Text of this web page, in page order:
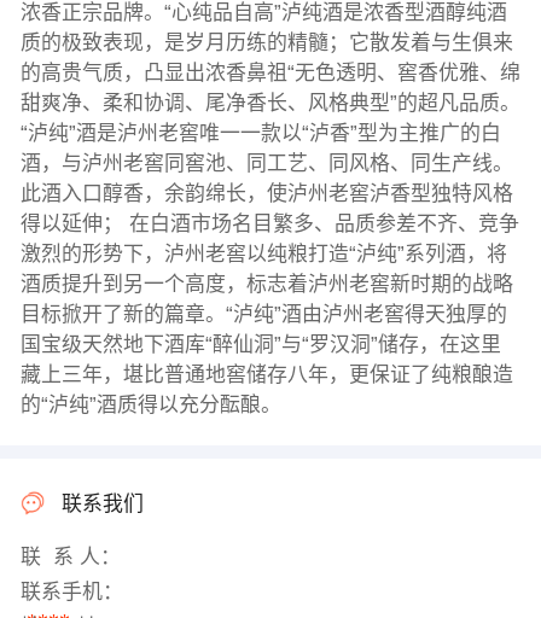
浓香正宗品牌。“心纯品自高”泸纯酒是浓香型酒醇纯酒
质的极致表现，是岁月历练的精髓；它散发着与生俱来
的高贵气质，凸显出浓香鼻祖“无色透明、窖香优雅、绵
甜爽净、柔和协调、尾净香长、风格典型”的超凡品质。
“泸纯”酒是泸州老窖唯一一款以“泸香”型为主推广的白
酒，与泸州老窖同窖池、同工艺、同风格、同生产线。
此酒入口醇香，余韵绵长，使泸州老窖泸香型独特风格
得以延伸； 在白酒市场名目繁多、品质参差不齐、竞争
激烈的形势下，泸州老窖以纯粮打造“泸纯”系列酒，将
酒质提升到另一个高度，标志着泸州老窖新时期的战略
目标掀开了新的篇章。“泸纯”酒由泸州老窖得天独厚的
国宝级天然地下酒库“醉仙洞”与“罗汉洞”储存，在这里
藏上三年，堪比普通地窖储存八年，更保证了纯粮酿造
的“泸纯”酒质得以充分酝酿。
联系我们
联 系 人：
联系手机：